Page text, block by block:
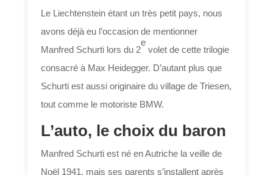
Le Liechtenstein étant un très petit pays, nous
avons déjà eu l’occasion de mentionner
Manfred Schurti lors du 2
e
volet de cette trilogie
consacré à Max Heidegger. D’autant plus que
Schurti est aussi originaire du village de Triesen,
tout comme le motoriste BMW.
L’auto, le choix du baron
Manfred Schurti est né en Autriche la veille de
Noël 1941, mais ses parents s’installent après